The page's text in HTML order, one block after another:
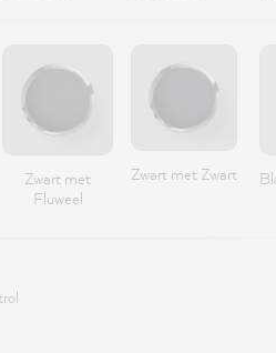
Zwart met
Fluweel
Zwart met Zwart